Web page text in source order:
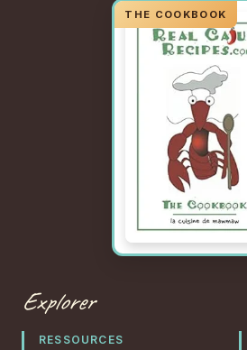
Explorer
RESSOURCES